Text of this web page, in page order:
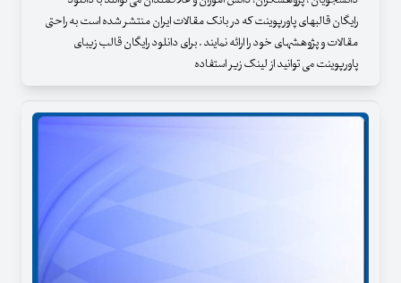
رایگان قالبهای پاورپوینت که در بانک مقالات ایران منتشر شده است به راحتی
مقالات و پژوهشهای خود را ارائه نمایند . برای دانلود رایگان قالب زیبای
پاورپوینت می توانید از لینک زیر استفاده